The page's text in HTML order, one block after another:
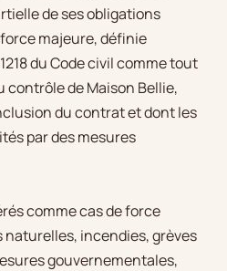
de ses obligations
majeure, définie
du Code civil comme tout
de Maison Bellie,
du contrat et dont les
par des mesures
comme cas de force
incendies, grèves
gouvernementales,